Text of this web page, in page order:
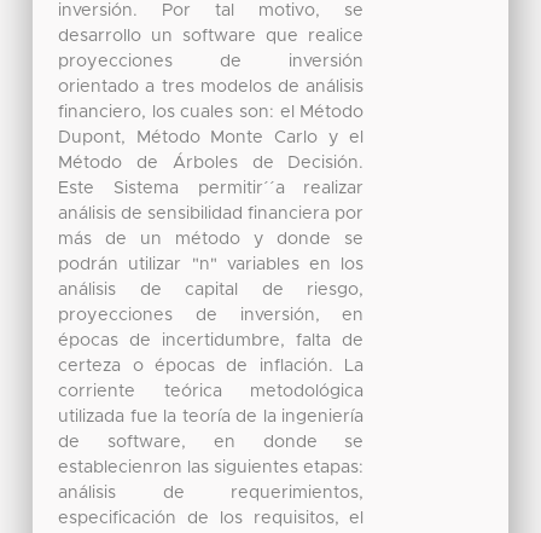
inversión. Por tal motivo, se
desarrollo un software que realice
proyecciones de inversión
orientado a tres modelos de análisis
financiero, los cuales son: el Método
Dupont, Método Monte Carlo y el
Método de Árboles de Decisión.
Este Sistema permitir´´a realizar
análisis de sensibilidad financiera por
más de un método y donde se
podrán utilizar "n" variables en los
análisis de capital de riesgo,
proyecciones de inversión, en
épocas de incertidumbre, falta de
certeza o épocas de inflación. La
corriente teórica metodológica
utilizada fue la teoría de la ingeniería
de software, en donde se
establecienron las siguientes etapas:
análisis de requerimientos,
especificación de los requisitos, el